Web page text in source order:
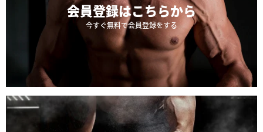
会員登録はこちらから
今すぐ無料で会員登録をする